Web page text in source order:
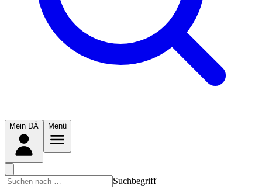
Mein DÄ Menü
Suchbegriff